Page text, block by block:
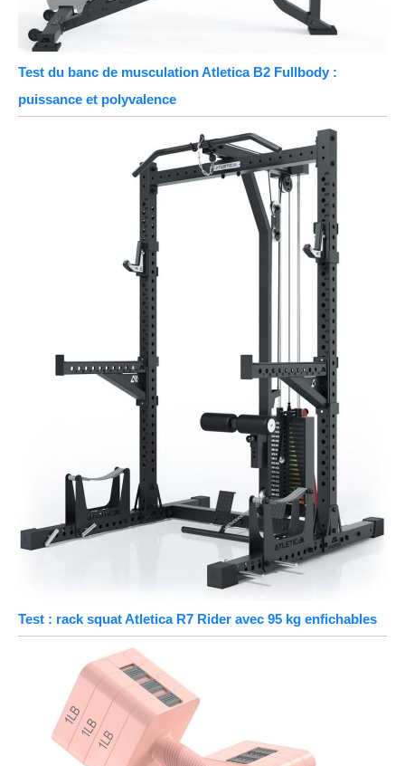
Test du banc de musculation Atletica B2 Fullbody :
puissance et polyvalence
Test : rack squat Atletica R7 Rider avec 95 kg enfichables